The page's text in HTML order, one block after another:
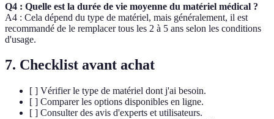
Q4 : Quelle est la durée de vie moyenne du matériel médical ?
A4 : Cela dépend du type de matériel, mais généralement, il est
recommandé de le remplacer tous les 2 à 5 ans selon les conditions
d'usage.
7. Checklist avant achat
[ ] Vérifier le type de matériel dont j'ai besoin.
[ ] Comparer les options disponibles en ligne.
[ ] Consulter des avis d'experts et utilisateurs.